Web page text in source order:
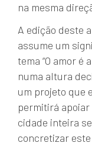
na mesma
A edição deste
assume um
tema “O amor é
numa altura
um projeto que
permitirá apoiar
cidade inteira
concretizar